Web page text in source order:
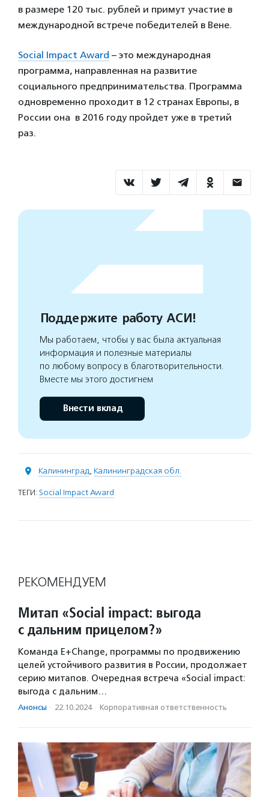
в размере 120 тыс. рублей и примут участие в
международной встрече победителей в Вене.
Social Impact Award – это международная
программа, направленная на развитие
социального предпринимательства. Программа
одновременно проходит в 12 странах Европы, в
России она в 2016 году пройдет уже в третий
раз.
Поддержите работу АСИ!
Мы работаем, чтобы у вас была актуальная
информация и полезные материалы
по любому вопросу в благотворительности.
Вместе мы этого достигнем
Внести вклад
Калининград, Калининградская обл.
ТЕГИ: Social Impact Award
РЕКОМЕНДУЕМ
Митап «Social impact: выгода
с дальним прицелом?»
Команда E+Change, программы по продвижению
целей устойчивого развития в России, продолжает
серию митапов. Очередная встреча «Social impact:
выгода с дальним…
Анонсы · 22.10.2024 · Корпоративная ответственность